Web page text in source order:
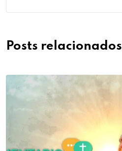
Posts relacionados